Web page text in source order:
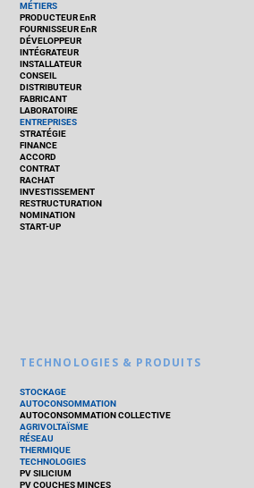
MÉTIERS
PRODUCTEUR EnR
FOURNISSEUR EnR
DÉVELOPPEUR
INTÉGRATEUR
INSTALLATEUR
CONSEIL
DISTRIBUTEUR
FABRICANT
LABORATOIRE
ENTREPRISES
STRATÉGIE
FINANCE
ACCORD
CONTRAT
RACHAT
INVESTISSEMENT
RESTRUCTURATION
NOMINATION
START-UP
TECHNOLOGIES & PRODUITS
STOCKAGE
AUTOCONSOMMATION
AUTOCONSOMMATION COLLECTIVE
AGRIVOLTAÏSME
RÉSEAU
THERMIQUE
TECHNOLOGIES
PV SILICIUM
PV COUCHES MINCES